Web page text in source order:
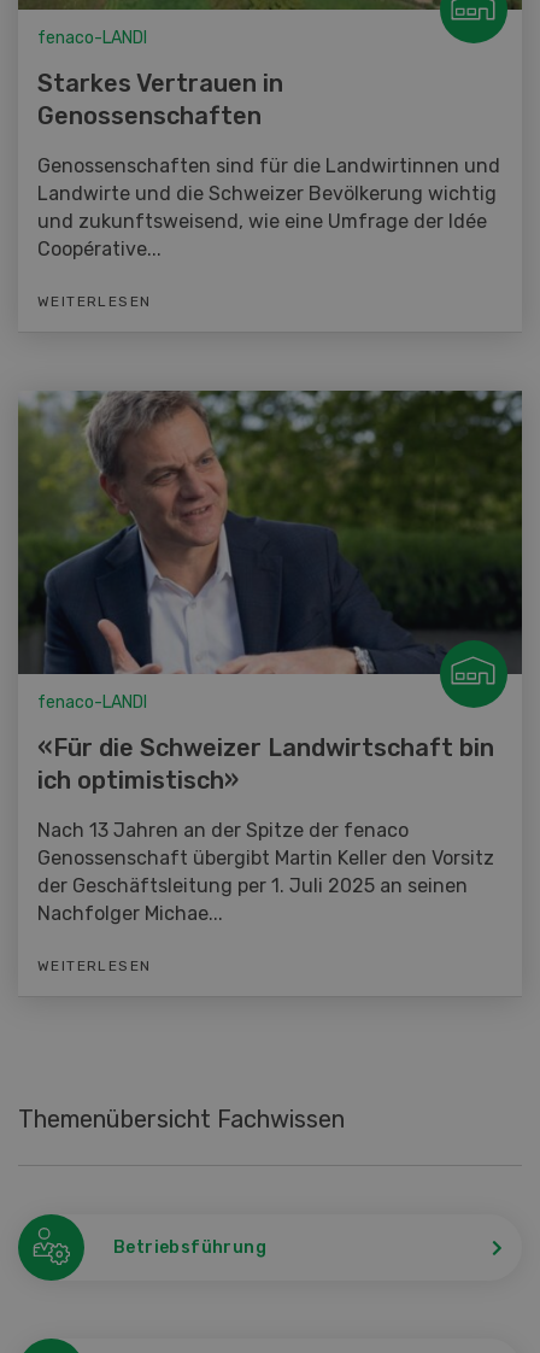
fenaco-LANDI
Starkes Vertrauen in
Genossenschaften
Genossenschaften sind für die Landwirtinnen und
Landwirte und die Schweizer Bevölkerung wichtig
und zukunftsweisend, wie eine Umfrage der Idée
Coopérative...
WEITERLESEN
fenaco-LANDI
«Für die Schweizer Landwirtschaft bin
ich optimistisch»
Nach 13 Jahren an der Spitze der fenaco
Genossenschaft übergibt Martin Keller den Vorsitz
der Geschäftsleitung per 1. Juli 2025 an seinen
Nachfolger Michae...
WEITERLESEN
Themenübersicht Fachwissen
Betriebsführung